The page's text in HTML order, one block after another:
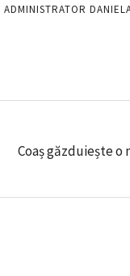
ADMINISTRATOR
Coaș găzduiește o